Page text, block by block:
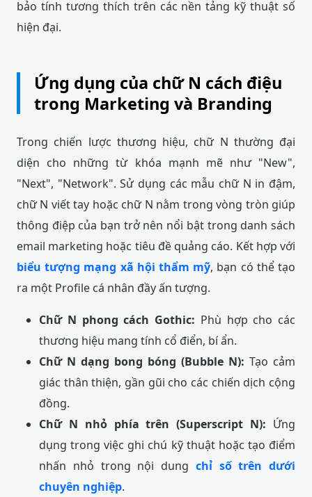
bảo tính tương thích trên các nền tảng kỹ thuật số
hiện đại.
Ứng dụng của chữ N cách điệu
trong Marketing và Branding
Trong chiến lược thương hiệu, chữ N thường đại
diện cho những từ khóa mạnh mẽ như "New",
"Next", "Network". Sử dụng các mẫu chữ N in đậm,
chữ N viết tay hoặc chữ N nằm trong vòng tròn giúp
thông điệp của bạn trở nên nổi bật trong danh sách
email marketing hoặc tiêu đề quảng cáo. Kết hợp với
biểu tượng mạng xã hội thẩm mỹ, bạn có thể tạo
ra một Profile cá nhân đầy ấn tượng.
Chữ N phong cách Gothic: Phù hợp cho các
thương hiệu mang tính cổ điển, bí ẩn.
Chữ N dạng bong bóng (Bubble N): Tạo cảm
giác thân thiện, gần gũi cho các chiến dịch cộng
đồng.
Chữ N nhỏ phía trên (Superscript N): Ứng
dụng trong việc ghi chú kỹ thuật hoặc tạo điểm
nhấn nhỏ trong nội dung chỉ số trên dưới
chuyên nghiệp.